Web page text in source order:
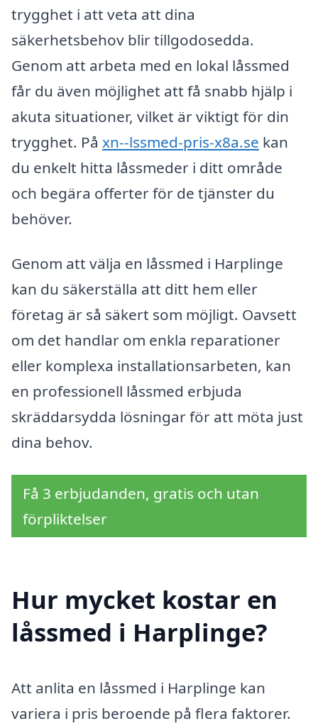
trygghet i att veta att dina
säkerhetsbehov blir tillgodosedda.
Genom att arbeta med en lokal låssmed
får du även möjlighet att få snabb hjälp i
akuta situationer, vilket är viktigt för din
trygghet. På xn--lssmed-pris-x8a.se kan
du enkelt hitta låssmeder i ditt område
och begära offerter för de tjänster du
behöver.
Genom att välja en låssmed i Harplinge
kan du säkerställa att ditt hem eller
företag är så säkert som möjligt. Oavsett
om det handlar om enkla reparationer
eller komplexa installationsarbeten, kan
en professionell låssmed erbjuda
skräddarsydda lösningar för att möta just
dina behov.
Få 3 erbjudanden, gratis och utan
förpliktelser
Hur mycket kostar en
låssmed i Harplinge?
Att anlita en låssmed i Harplinge kan
variera i pris beroende på flera faktorer.